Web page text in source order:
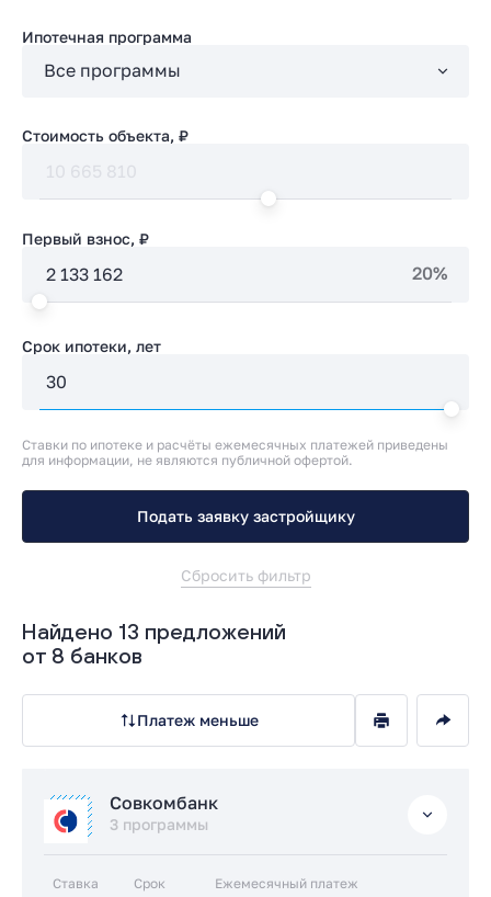
Ипотечная программа
Стоимость объекта, ₽
Первый взнос, ₽
20%
Срок ипотеки, лет
Ставки по ипотеке и расчёты ежемесячных платежей приведены
для информации, не являются публичной офертой.
Подать заявку застройщику
Сбросить фильтр
Найдено 13 предложений
от 8 банков
Платеж меньше
Совкомбанк
3 программы
Ставка Срок Ежемесячный платеж